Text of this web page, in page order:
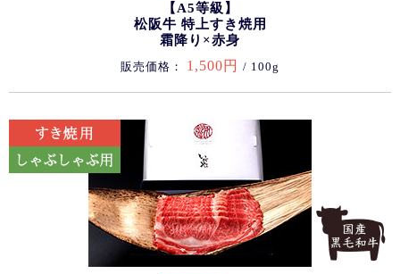
【A5等級】
松阪牛 特上すき焼用
霜降り×赤身
販売価格： 1,500円 / 100g